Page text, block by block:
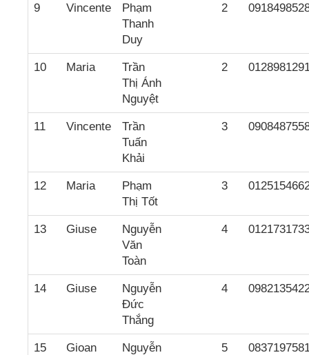
9 Vincente
Phạm
Thanh
Duy
2
10 Maria
Trần
Thị Ánh
Nguyệt
2
11 Vincente
Trần
Tuấn
Khải
3
12 Maria
Phạm
Thị Tốt
3
13 Giuse
Nguyễn
Văn
Toàn
4
14 Giuse
Nguyễn
Đức
Thắng
4
15
Gioan
Nguyễn
5